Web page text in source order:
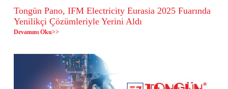
Tongün Pano, IFM Electricity Eurasia 2025 Fuarında
Yenilikçi Çözümleriyle Yerini Aldı
Devamını Oku>>